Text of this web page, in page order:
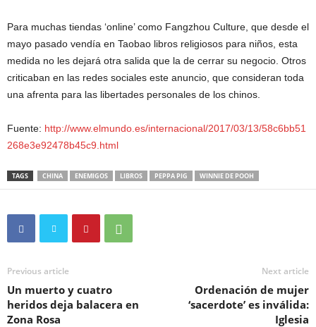
Para muchas tiendas ‘online’ como Fangzhou Culture, que desde el
mayo pasado vendía en Taobao libros religiosos para niños, esta
medida no les dejará otra salida que la de cerrar su negocio. Otros
criticaban en las redes sociales este anuncio, que consideran toda
una afrenta para las libertades personales de los chinos.
Fuente: http://www.elmundo.es/internacional/2017/03/13/58c6bb51
268e3e92478b45c9.html
TAGS CHINA ENEMIGOS LIBROS PEPPA PIG WINNIE DE POOH
Previous article
Un muerto y cuatro
heridos deja balacera en
Zona Rosa
Next article
Ordenación de mujer
‘sacerdote’ es inválida:
Iglesia